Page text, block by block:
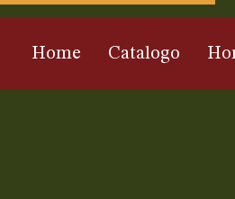
Home Catalogo